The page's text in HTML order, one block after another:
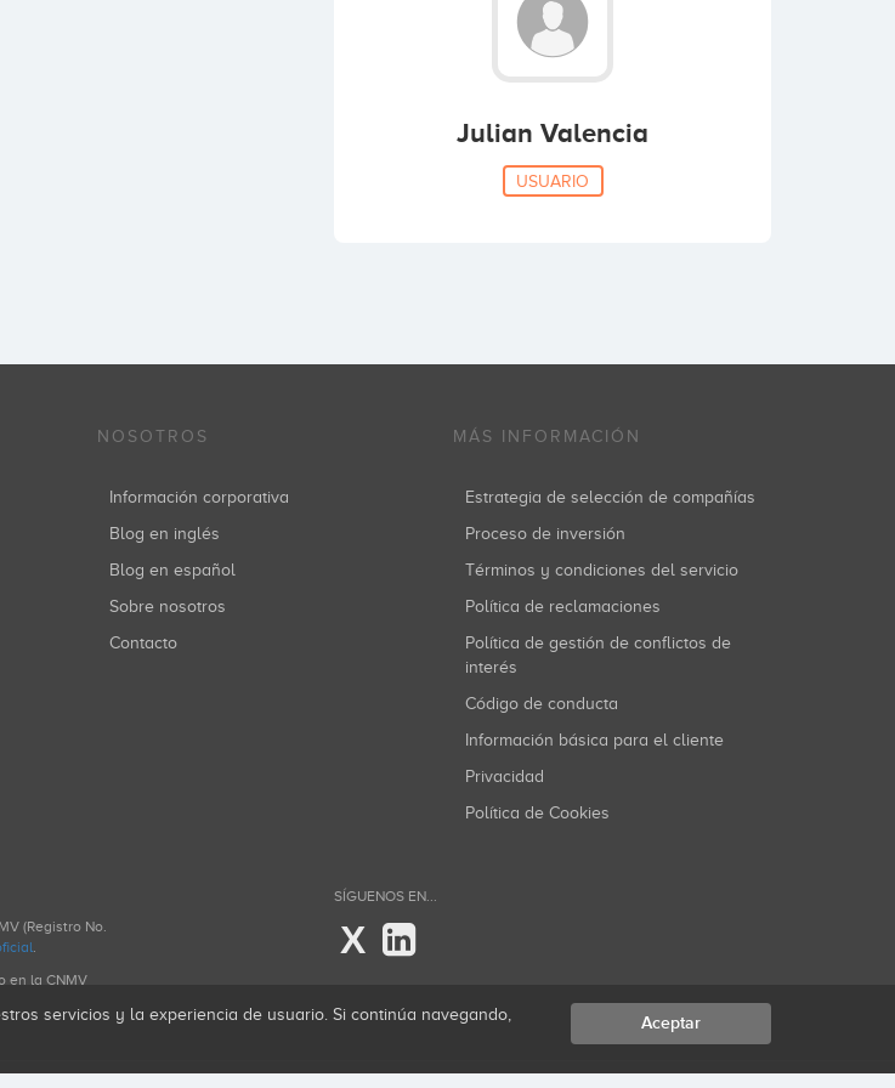
Julian Valencia
USUARIO
NOSOTROS
Información corporativa
Blog en inglés
Blog en español
Sobre nosotros
Contacto
MÁS INFORMACIÓN
Estrategia de selección de compañías
Proceso de inversión
Términos y condiciones del servicio
Política de reclamaciones
Política de gestión de conflictos de
interés
Código de conducta
Información básica para el cliente
Privacidad
Política de Cookies
(Registro No.
.
en la CNMV
SÍGUENOS EN...
X
servicios y la experiencia de usuario. Si continúa navegando,
Aceptar